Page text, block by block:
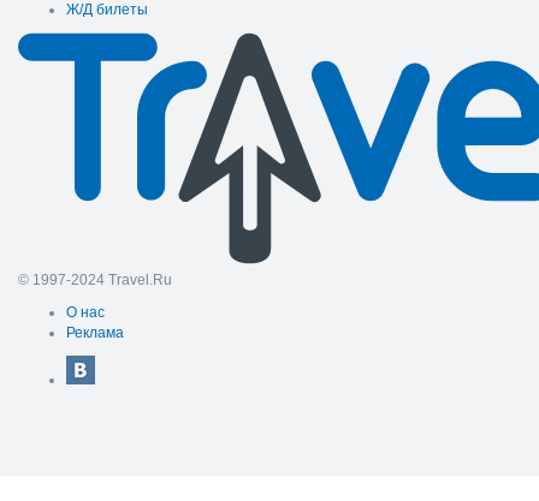
Ж/Д билеты
© 1997-2024 Travel.Ru
О нас
Реклама